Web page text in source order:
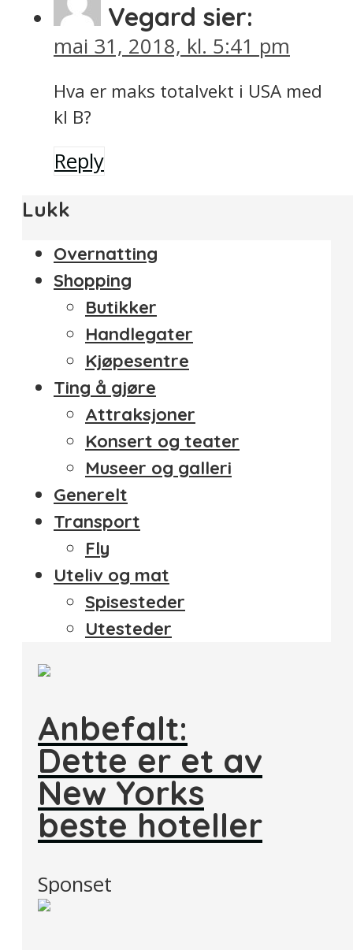
Vegard sier:
mai 31, 2018, kl. 5:41 pm
Hva er maks totalvekt i USA med
kl B?
Reply
Lukk
Overnatting
Shopping
Butikker
Handlegater
Kjøpesentre
Ting å gjøre
Attraksjoner
Konsert og teater
Museer og galleri
Generelt
Transport
Fly
Uteliv og mat
Spisesteder
Utesteder
Anbefalt:
Dette er et av
New Yorks
beste hoteller
Sponset